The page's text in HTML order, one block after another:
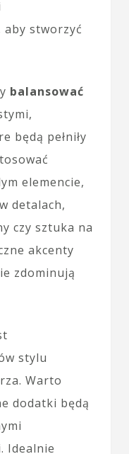
stworzyć
balansować
będą pełniły
elemencie,
detalach,
czy sztuka na
akcenty
zdominują
stylu
Warto
dodatki będą
Idealnie